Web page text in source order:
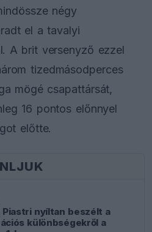
négy
el a tavalyi
A brit versenyző ezzel
tizedmásodperces
mögé csapattársát,
16 pontos előnnyel
előtte.
Piastri nyíltan beszélt a
különbségekről a